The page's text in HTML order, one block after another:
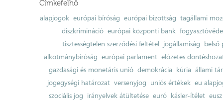
Címkefelhő
alapjogok európai bíróság európai bizottság tagállami
diszkrimináció európai központi bank
tisztességtelen szerződési feltétel jogállamiság belső
alkotmánybíróság európai parlament előzetes
gazdasági és monetáris unió demokrácia kúria állami
jogegységi határozat versenyjog uniós értékek eu
szociális jog irányelvek átültetése euró kásler-ítélet